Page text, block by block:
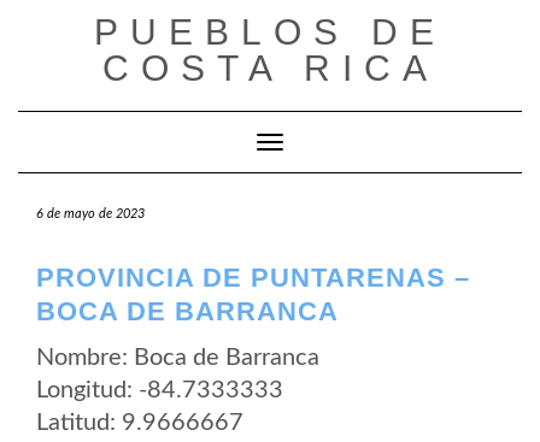
PUEBLOS DE
COSTA RICA
Cambiar modo de navegación
6 de mayo de 2023
PROVINCIA DE PUNTARENAS –
BOCA DE BARRANCA
Nombre: Boca de Barranca
Longitud: -84.7333333
Latitud: 9.9666667